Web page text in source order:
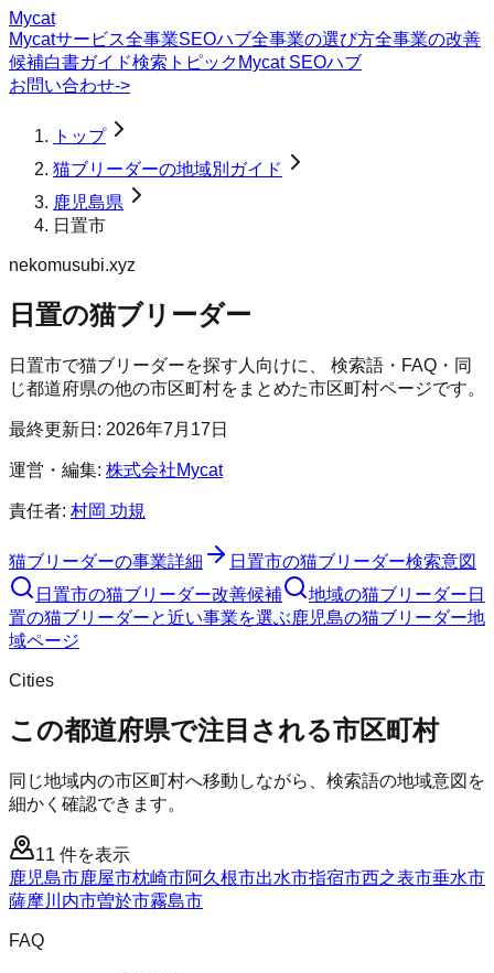
Mycat
Mycatサービス全事業SEOハブ全事業の選び方全事業の改善
候補白書ガイド検索トピック Mycat SEOハブ
お問い合わせ->
トップ
猫ブリーダーの地域別ガイド
鹿児島県
日置市
nekomusubi.xyz
日置の猫ブリーダー
日置市で猫ブリーダーを探す人向けに、 検索語・FAQ・同
じ都道府県の他の市区町村をまとめた市区町村ページです。
最終更新日: 2026年7月17日
運営・編集: 株式会社Mycat
責任者: 村岡 功規
猫ブリーダーの事業詳細 日置市の猫ブリーダー検索意図
日置市の猫ブリーダー改善候補 地域の猫ブリーダー 日
置の猫ブリーダーと近い事業を選ぶ鹿児島の猫ブリーダー地
域ページ
Cities
この都道府県で注目される市区町村
同じ地域内の市区町村へ移動しながら、検索語の地域意図を
細かく確認できます。
11 件を表示
鹿児島市鹿屋市枕崎市阿久根市出水市指宿市西之表市垂水市
薩摩川内市曽於市霧島市
FAQ